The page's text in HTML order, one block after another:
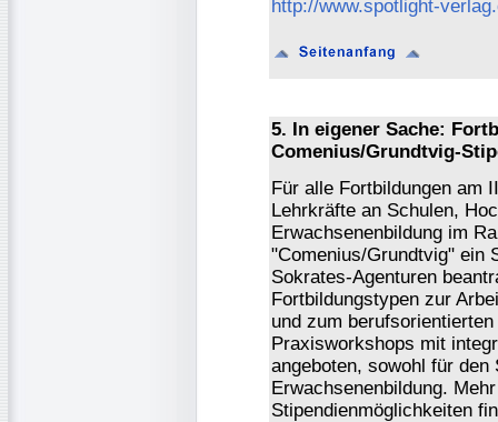
http://www.spotlight-
5. In eigener Sache:
Comenius/Grundtvig-
Für alle Fortbildungen am
Lehrkräfte an Schulen,
Erwachsenenbildung im
"Comenius/Grundtvig" ein
Sokrates-Agenturen
Fortbildungstypen zur
und zum
Praxisworkshops mit
angeboten, sowohl für
Erwachsenenbildung.
Stipendienmöglichkeiten